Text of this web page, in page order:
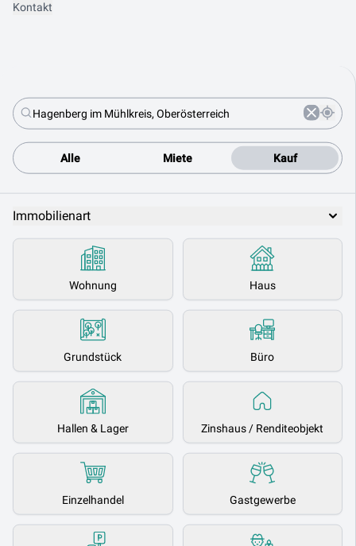
Alle Miete Kauf
Immobilienart
Wohnung Haus
Grundstück Büro
Hallen & Lager Zinshaus / Renditeobjekt
Einzelhandel Gastgewerbe
Kontakt